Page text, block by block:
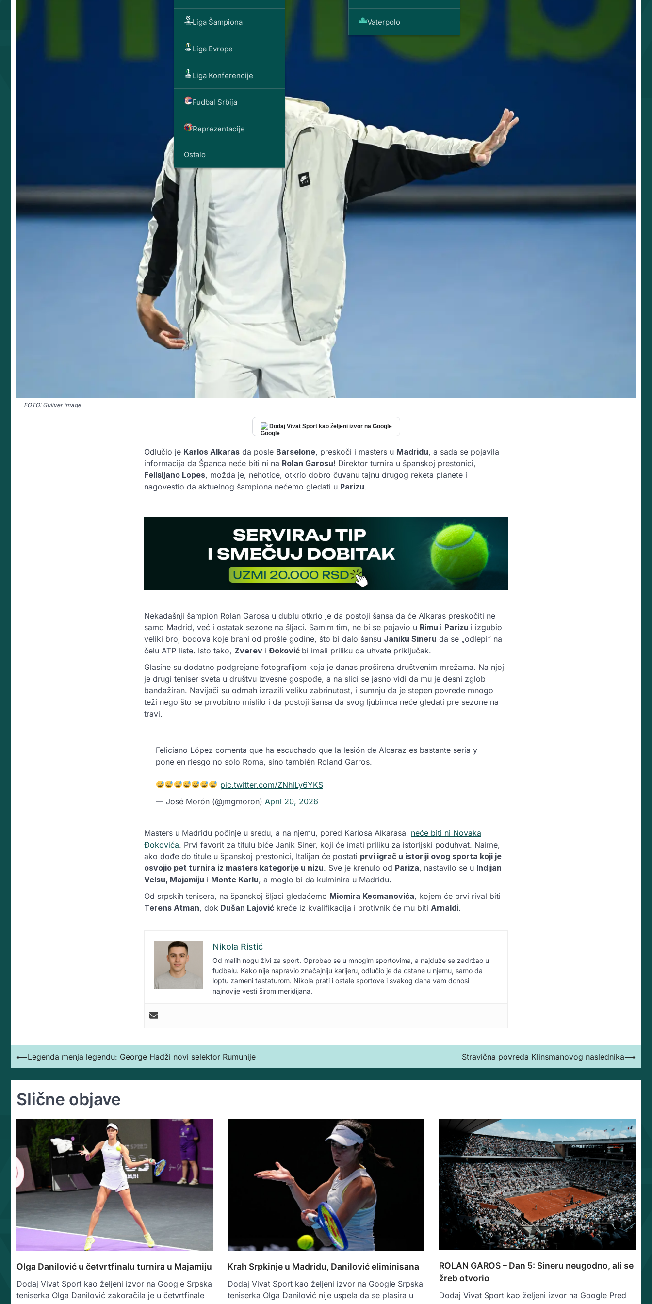
Liga Šampiona
Liga Evrope
Liga Konferencije
Fudbal Srbija
Reprezentacije
Ostalo
Vaterpolo
FOTO: Guliver image
Dodaj Vivat Sport kao željeni izvor na Google
Odlučio je Karlos Alkaras da posle Barselone, preskoči i masters u Madridu, a sada se pojavila
informacija da Španca neće biti ni na Rolan Garosu! Direktor turnira u španskoj prestonici,
Felisijano Lopes, možda je, nehotice, otkrio dobro čuvanu tajnu drugog reketa planete i
nagovestio da aktuelnog šampiona nećemo gledati u Parizu.
Nekadašnji šampion Rolan Garosa u dublu otkrio je da postoji šansa da će Alkaras preskočiti ne
samo Madrid, već i ostatak sezone na šljaci. Samim tim, ne bi se pojavio u Rimu i Parizu i izgubio
veliki broj bodova koje brani od prošle godine, što bi dalo šansu Janiku Sineru da se „odlepi“ na
čelu ATP liste. Isto tako, Zverev i Đoković bi imali priliku da uhvate priključak.
Glasine su dodatno podgrejane fotografijom koja je danas proširena društvenim mrežama. Na njoj
je drugi teniser sveta u društvu izvesne gospođe, a na slici se jasno vidi da mu je desni zglob
bandažiran. Navijači su odmah izrazili veliku zabrinutost, i sumnju da je stepen povrede mnogo
teži nego što se prvobitno mislilo i da postoji šansa da svog ljubimca neće gledati pre sezone na
travi.
Feliciano López comenta que ha escuchado que la lesión de Alcaraz es bastante seria y
pone en riesgo no solo Roma, sino también Roland Garros.
pic.twitter.com/ZNhlLy6YKS
— José Morón (@jmgmoron) April 20, 2026
Masters u Madridu počinje u sredu, a na njemu, pored Karlosa Alkarasa, neće biti ni Novaka
Đokovića. Prvi favorit za titulu biće Janik Siner, koji će imati priliku za istorijski poduhvat. Naime,
ako dođe do titule u španskoj prestonici, Italijan će postati prvi igrač u istoriji ovog sporta koji je
osvojio pet turnira iz masters kategorije u nizu. Sve je krenulo od Pariza, nastavilo se u Indijan
Velsu, Majamiju i Monte Karlu, a moglo bi da kulminira u Madridu.
Od srpskih tenisera, na španskoj šljaci gledaćemo Miomira Kecmanovića, kojem će prvi rival biti
Terens Atman, dok Dušan Lajović kreće iz kvalifikacija i protivnik će mu biti Arnaldi.
Nikola Ristić
Od malih nogu živi za sport. Oprobao se u mnogim sportovima, a najduže se zadržao u
fudbalu. Kako nije napravio značajniju karijeru, odlučio je da ostane u njemu, samo da
loptu zameni tastaturom. Nikola prati i ostale sportove i svakog dana vam donosi
najnovije vesti širom meridijana.
Кретање
⟵Legenda menja legendu: George Hadži novi selektor Rumunije Stravična povreda Klinsmanovog naslednika⟶
Slične objave
Olga Danilović u četvrtfinalu turnira u Majamiju
Dodaj Vivat Sport kao željeni izvor na Google Srpska
teniserka Olga Danilović zakoračila je u četvrtfinale
Krah Srpkinje u Madridu, Danilović eliminisana
Dodaj Vivat Sport kao željeni izvor na Google Srpska
teniserka Olga Danilović nije uspela da se plasira u
ROLAN GAROS – Dan 5: Sineru neugodno, ali se
žreb otvorio
Dodaj Vivat Sport kao željeni izvor na Google Pred